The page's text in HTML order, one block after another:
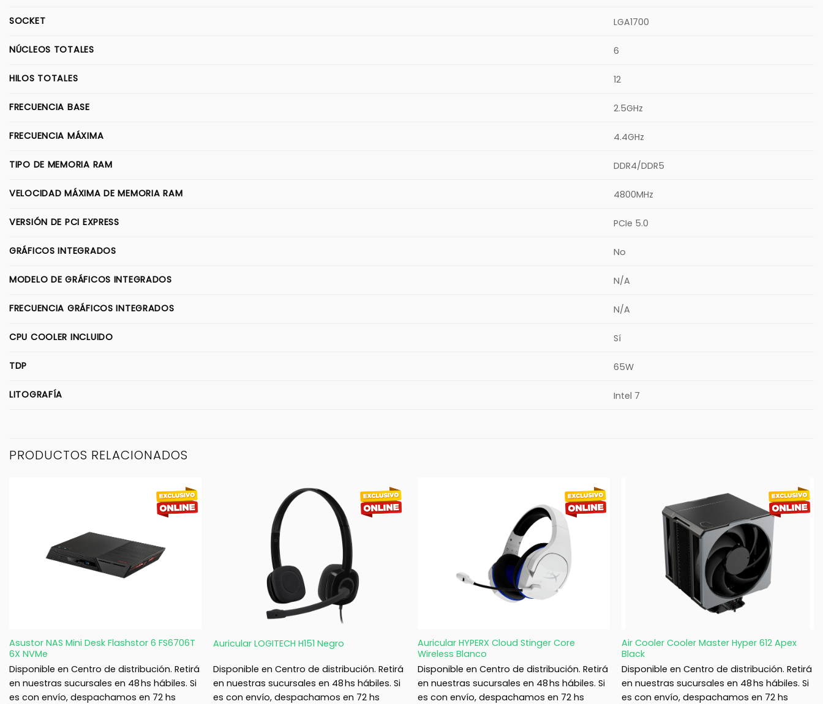
SOCKET LGA1700
NÚCLEOS TOTALES 6
HILOS TOTALES 12
FRECUENCIA BASE 2.5GHz
FRECUENCIA MÁXIMA 4.4GHz
TIPO DE MEMORIA RAM DDR4/DDR5
VELOCIDAD MÁXIMA DE MEMORIA RAM 4800MHz
VERSIÓN DE PCI EXPRESS PCIe 5.0
GRÁFICOS INTEGRADOS No
MODELO DE GRÁFICOS INTEGRADOS N/A
FRECUENCIA GRÁFICOS INTEGRADOS N/A
CPU COOLER INCLUIDO Sí
TDP 65W
LITOGRAFÍA Intel 7
PRODUCTOS RELACIONADOS
Asustor NAS Mini Desk Flashstor 6 FS6706T
6X NVMe
Disponible en Centro de distribución. Retirá
en nuestras sucursales en 48 hs hábiles. Si
es con envío, despachamos en 72 hs
Auricular LOGITECH H151 Negro
Disponible en Centro de distribución. Retirá
en nuestras sucursales en 48 hs hábiles. Si
es con envío, despachamos en 72 hs
Auricular HYPERX Cloud Stinger Core
Wireless Blanco
Disponible en Centro de distribución. Retirá
en nuestras sucursales en 48 hs hábiles. Si
es con envío, despachamos en 72 hs
Air Cooler Cooler Master Hyper 612 Apex
Black
Disponible en Centro de distribución. Retirá
en nuestras sucursales en 48 hs hábiles. Si
es con envío, despachamos en 72 hs